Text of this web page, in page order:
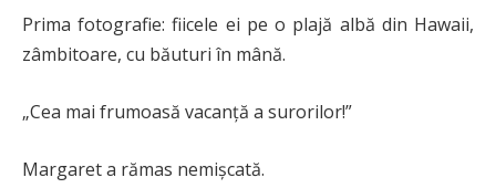
Prima fotografie: fiicele ei pe o plajă albă din Hawaii,
zâmbitoare, cu băuturi în mână.
„Cea mai frumoasă vacanță a surorilor!”
Margaret a rămas nemișcată.